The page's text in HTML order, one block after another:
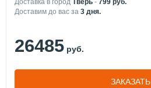
Доставка в город Тверь - 799 руб.
Доставим до вас за 3 дня.
26485 руб.
ЗАКАЗАТЬ